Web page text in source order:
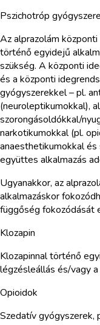
Pszichotróp
Az alprazolám
történő egyidejű
szükség. A központi
és a központi
gyógyszerekkel – pl.
(neuroleptikumokkal),
szorongásoldókkal/
narkotikumokkal (pl.
anaesthetikumokkal
együttes alkalmazás
Ugyanakkor, az
alkalmazáskor
függőség fokozódását
Klozapin
Klozapinnal történő
légzésleállás és/vagy
Opioidok
Szedatív gyógyszerek,